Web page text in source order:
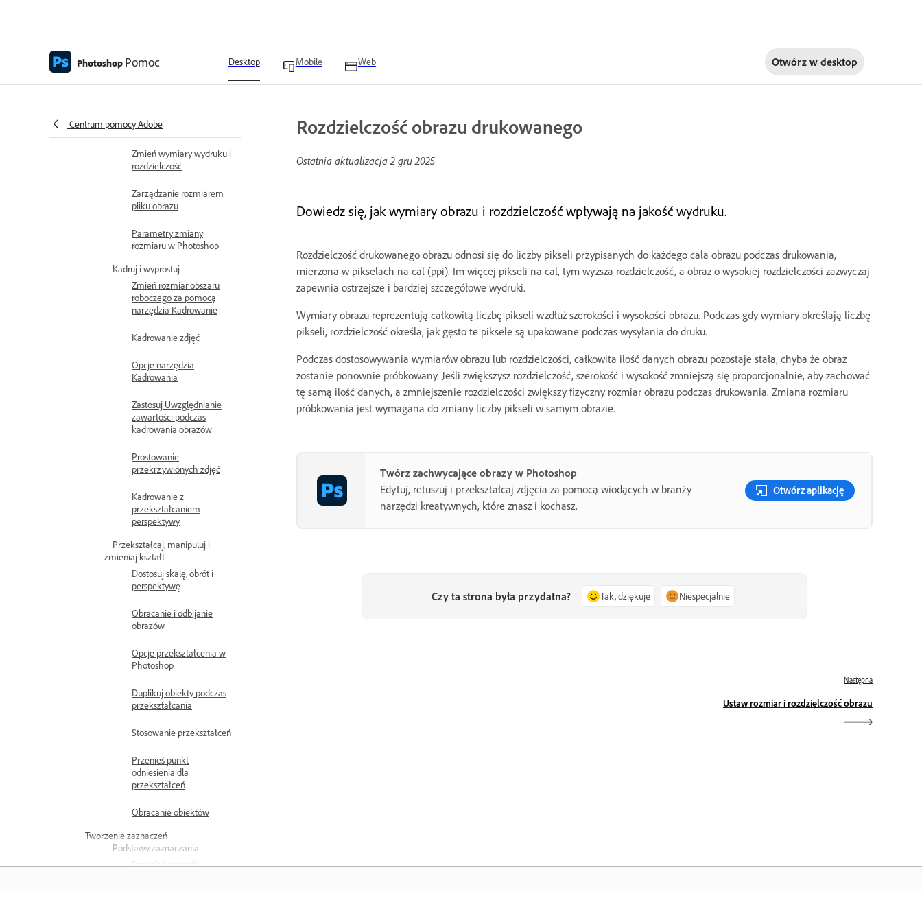
Photoshop Pomoc Desktop Mobile Web Otwórz w desktop
Centrum pomocy Adobe
Opcje ponownego
Photoshop
obrazów
Zmień wymiary wydruku i
rozdzielczość
Zarządzanie rozmiarem
pliku obrazu
Parametry zmiany
rozmiaru w Photoshop
Kadruj i wyprostuj
Zmień rozmiar obszaru
roboczego za pomocą
narzędzia Kadrowanie
Kadrowanie zdjęć
Opcje narzędzia
Kadrowania
Zastosuj Uwzględnianie
zawartości podczas
kadrowania obrazów
Prostowanie
przekrzywionych zdjęć
Kadrowanie z
przekształcaniem
perspektywy
Przekształcaj, manipuluj i
zmieniaj kształt
Dostosuj skalę, obrót i
perspektywę
Obracanie i odbijanie
obrazów
Opcje przekształcenia w
Photoshop
Duplikuj obiekty podczas
przekształcania
Stosowanie przekształceń
Przenieś punkt
odniesienia dla
przekształceń
Obracanie obiektów
Tworzenie zaznaczeń
Podstawy zaznaczania
Przegląd narzędzi
Rozdzielczość obrazu drukowanego
Ostatnia aktualizacja2 gru 2025
Dowiedz się, jak wymiary obrazu i rozdzielczość wpływają na jakość wydruku.
Rozdzielczość drukowanego obrazu odnosi się do liczby pikseli przypisanych do każdego cala obrazu podczas drukowania,
mierzona w pikselach na cal (ppi). Im więcej pikseli na cal, tym wyższa rozdzielczość, a obraz o wysokiej rozdzielczości zazwyczaj
zapewnia ostrzejsze i bardziej szczegółowe wydruki.
Wymiary obrazu reprezentują całkowitą liczbę pikseli wzdłuż szerokości i wysokości obrazu. Podczas gdy wymiary określają liczbę
pikseli, rozdzielczość określa, jak gęsto te piksele są upakowane podczas wysyłania do druku.
Podczas dostosowywania wymiarów obrazu lub rozdzielczości, całkowita ilość danych obrazu pozostaje stała, chyba że obraz
zostanie ponownie próbkowany. Jeśli zwiększysz rozdzielczość, szerokość i wysokość zmniejszą się proporcjonalnie, aby zachować
tę samą ilość danych, a zmniejszenie rozdzielczości zwiększy fizyczny rozmiar obrazu podczas drukowania. Zmiana rozmiaru
próbkowania jest wymagana do zmiany liczby pikseli w samym obrazie.
Twórz zachwycające obrazy w Photoshop
Edytuj, retuszuj i przekształcaj zdjęcia za pomocą wiodących w branży
narzędzi kreatywnych, które znasz i kochasz.
Otwórz aplikację
Czy ta strona była przydatna? Tak, dziękuję Niespecjalnie
Następna
Ustaw rozmiar i rozdzielczość obrazu